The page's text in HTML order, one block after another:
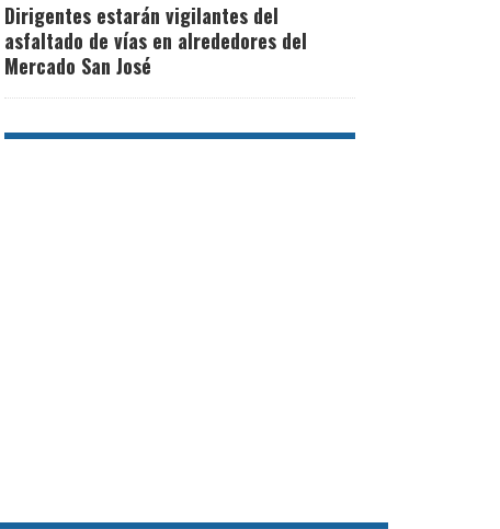
Dirigentes estarán vigilantes del
asfaltado de vías en alrededores del
Mercado San José